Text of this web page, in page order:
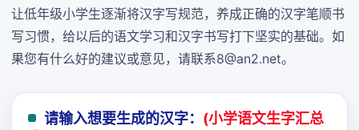
让低年级小学生逐渐将汉字写规范，养成正确的汉字笔顺书
写习惯，给以后的语文学习和汉字书写打下坚实的基础。如
果您有什么好的建议或意见，请联系8@an2.net。
请输入想要生成的汉字： (小学语文生字汇总